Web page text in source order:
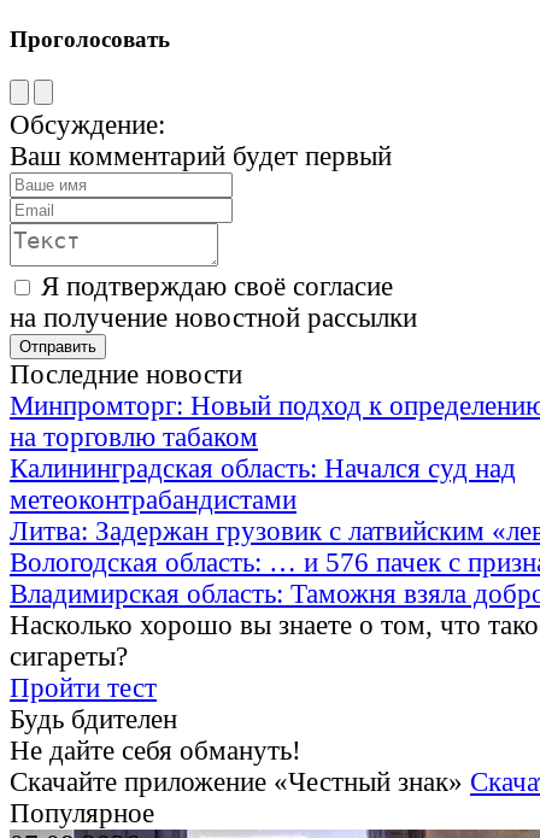
Проголосовать
Обсуждение:
Ваш комментарий будет первый
Я подтверждаю своё согласие
на получение новостной рассылки
Последние новости
Минпромторг: Новый подход к
на торговлю табаком
Калининградская область: Начался суд над
метеоконтрабандистами
Литва: Задержан грузовик с латвийским
Вологодская область: … и 576 пачек с
Владимирская область: Таможня взяла
Насколько хорошо вы знаете о том, что
сигареты?
Пройти тест
Будь бдителен
Не дайте себя обмануть!
Скачайте приложение «Честный знак»
Популярное